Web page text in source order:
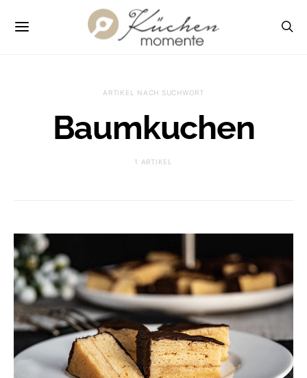
ARTIKEL NACH SUCHWORT
Baumkuchen
1 ARTIKEL